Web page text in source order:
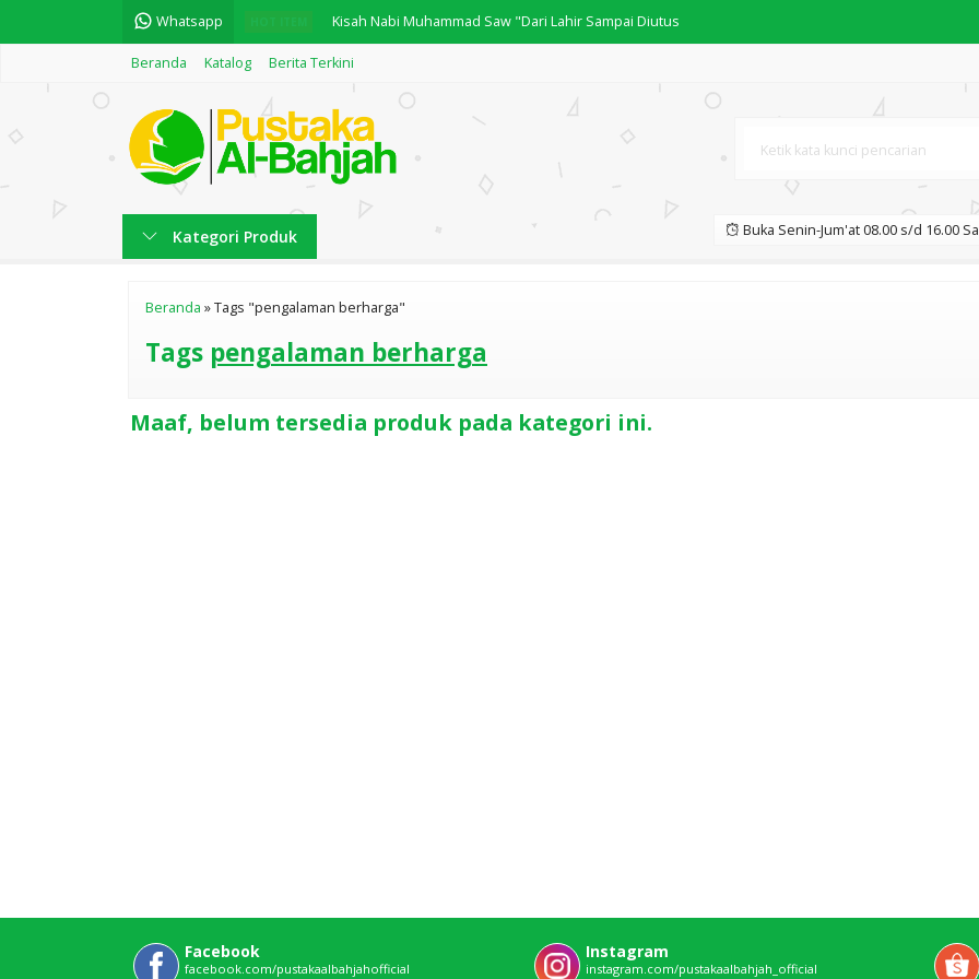
Whatsapp Kisah Nabi Muhammad Saw "Dari Lahir Sampai Diutus
BUKU PENGANTAR BAHASA ARAB
Fiqih Qurban
Kitab Tahsilul Ma'mul
BUKU THAHARAH - BERSUCI - KARYA BUYA YAHYA
Beranda Katalog Berita Terkini
Kategori Produk Buka Senin-Jum'at 08.00 s/d 16.00
Beranda »Tags "pengalaman berharga"
Tags pengalaman berharga
Maaf, belum tersedia produk pada kategori ini.
Facebook
facebook.com/pustakaalbahjahofficial
Instagram
instagram.com/pustakaalbahjah_official